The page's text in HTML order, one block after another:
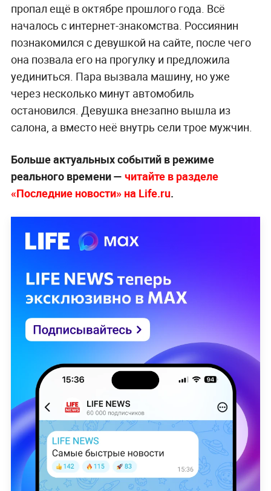
пропал ещё в октябре прошлого года. Всё
началось с интернет-знакомства. Россиянин
познакомился с девушкой на сайте, после чего
она позвала его на прогулку и предложила
уединиться. Пара вызвала машину, но уже
через несколько минут автомобиль
остановился. Девушка внезапно вышла из
салона, а вместо неё внутрь сели трое мужчин.
Больше актуальных событий в режиме
реального времени — читайте в разделе
«Последние новости» на Life.ru.